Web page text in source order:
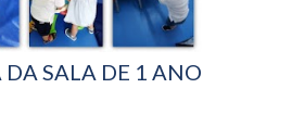
DA SALA DE 1 ANO